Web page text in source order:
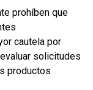
prohíben que
cautela por
solicitudes
productos